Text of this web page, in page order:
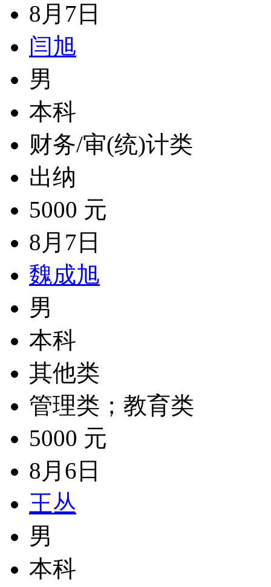
8月7日
闫旭
男
本科
财务/审(统)计类
出纳
5000 元
8月7日
魏成旭
男
本科
其他类
管理类；教育类
5000 元
8月6日
王丛
男
本科